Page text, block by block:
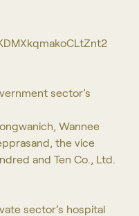
sector’s
Wannee
the vice
and Ten Co., Ltd.
sector’s hospital